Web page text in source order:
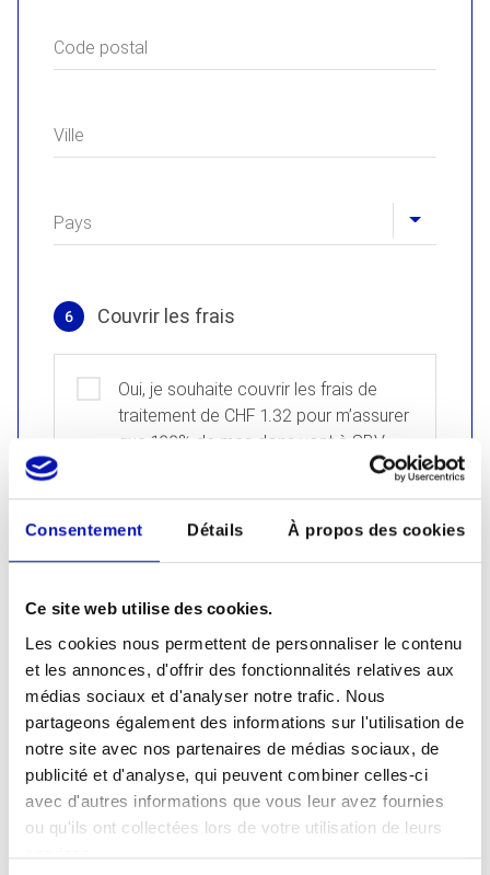
Consentement Détails À propos des cookies
Ce site web utilise des cookies.
Les cookies nous permettent de personnaliser le contenu
et les annonces, d'offrir des fonctionnalités relatives aux
médias sociaux et d'analyser notre trafic. Nous
partageons également des informations sur l'utilisation de
notre site avec nos partenaires de médias sociaux, de
publicité et d'analyse, qui peuvent combiner celles-ci
avec d'autres informations que vous leur avez fournies
ou qu'ils ont collectées lors de votre utilisation de leurs
services.
Code postal
Ville
Pays
6 Couvrir les frais
Oui, je souhaite couvrir les frais de
traitement de CHF 1.32 pour m’assurer
que 100% de mes dons vont à SBV-
Veuillez me tenir informé
Il nous tient à cœur d’être transparents.
Votre consentement nous permet de vous
envoyer des e-mails contenant des
nouveautés et des informations concernant
les développements importants. Nous